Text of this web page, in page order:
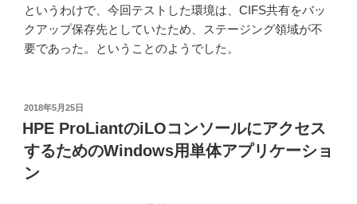
というわけで、今回テストした環境は、CIFS共有をバッ
クアップ保存先としていたため、ステージング領域が不
要であった。ということのようでした。
投
稿
日:
2018年5月25日
HPE ProLiantのiLOコンソールにアクセス
するためのWindows用単体アプリケーショ
ン